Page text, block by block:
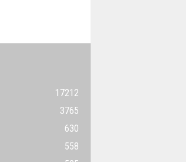
17212
3765
630
558